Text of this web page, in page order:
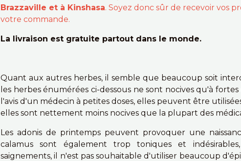
Brazzaville et à Kinshasa. Soyez donc sûr de recevoir vos
votre commande.
La livraison est gratuite partout dans le monde.
Quant aux autres herbes, il semble que beaucoup soit
les herbes énumérées ci-dessous ne sont nocives qu'à
l'avis d'un médecin à petites doses, elles peuvent être
elles sont nettement moins nocives que la plupart des
Les adonis de printemps peuvent provoquer une
calamus sont également trop toniques et
saignements, il n'est pas souhaitable d'utiliser beaucoup